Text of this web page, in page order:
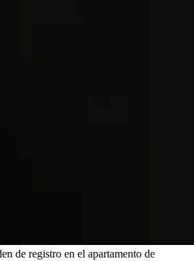
de registro en el apartamento de